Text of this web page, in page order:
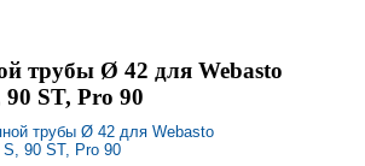
трубы Ø 42 для Webasto
ST, Pro 90